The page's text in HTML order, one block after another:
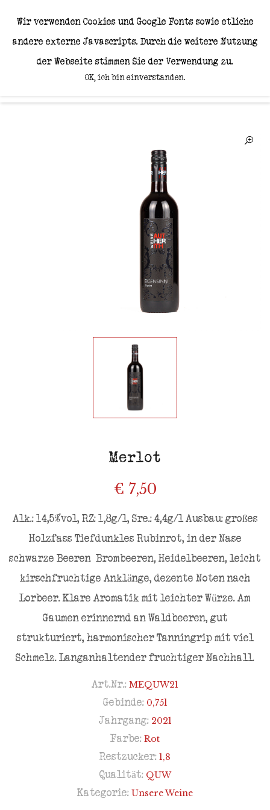
Wir machen nicht
einfach Weine, wir
s
c
h
a
f
f
e
n
C
h
a
r
a
k
t
e
r
e.
Merlot
€ 7,50
Alk.: 14,5%vol, RZ: 1,8g/l, Sre.: 4,4g/l Ausbau: großes
Holzfass Tiefdunkles Rubinrot, in der Nase
schwarze Beeren  Brombeeren, Heidelbeeren, leicht
kirschfruchtige Anklänge, dezente Noten nach
Lorbeer. Klare Aromatik mit leichter Würze. Am
Gaumen erinnernd an Waldbeeren, gut
strukturiert, harmonischer Tanningrip mit viel
Schmelz. Langanhaltender fruchtiger Nachhall.
Art.Nr.: MEQUW21
Gebinde: 0,75l
Jahrgang:2021
Farbe: Rot
Restzucker: 1,8
Qualität:QUW
Kategorie: Unsere Weine
Wir verwenden Cookies und Google Fonts sowie etliche
andere externe Javascripts. Durch die weitere Nutzung
der Webseite stimmen Sie der Verwendung zu.
OK, ich bin einverstanden.